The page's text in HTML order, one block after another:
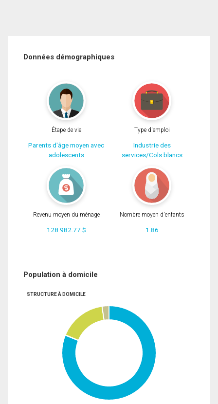
Données démographiques
Étape de vie
Parents d'âge moyen avec
adolescents
Type d'emploi
Industrie des
services/Cols blancs
Revenu moyen du ménage
128 982.77 $
Nombre moyen d'enfants
1.86
Population à domicile
STRUCTURE À DOMICILE